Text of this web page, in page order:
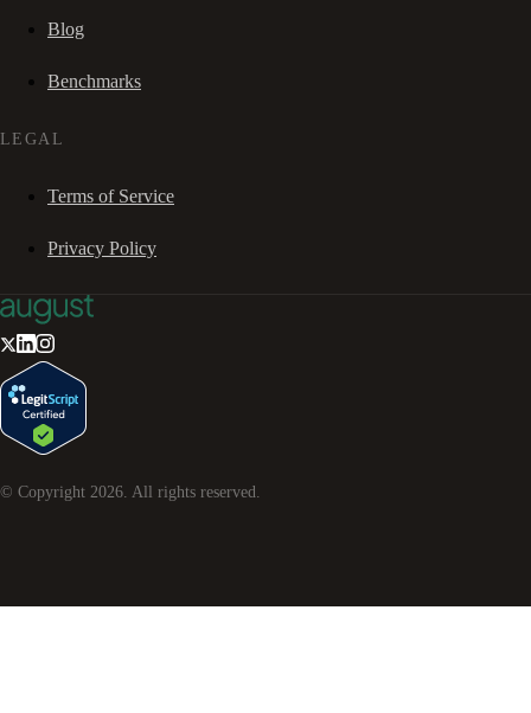
Blog
Benchmarks
LEGAL
Terms of Service
Privacy Policy
© Copyright 2026. All rights reserved.